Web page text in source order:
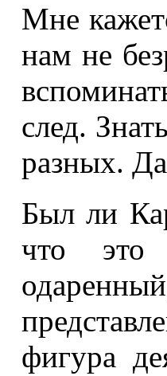
Мне
нам не
след.
разных.
Был ли
что это
фигура